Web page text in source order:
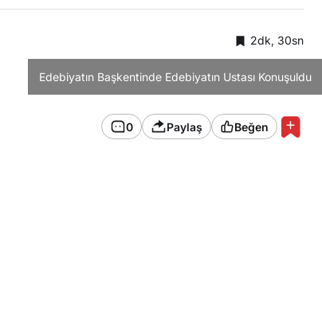
2dk, 30sn
Edebiyatın Başkentinde Edebiyatın Ustası Konuşuldu
0 Paylaş Beğen